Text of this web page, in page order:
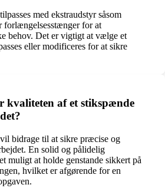
med ekstraudstyr såsom
forlængelsesstænger for at
behov. Det er vigtigt at vælge et
eller modificeres for at sikre
kvaliteten af et stikspænde
bidrage til at sikre præcise og
En solid og pålidelig
muligt at holde genstande sikkert på
hvilket er afgørende for en